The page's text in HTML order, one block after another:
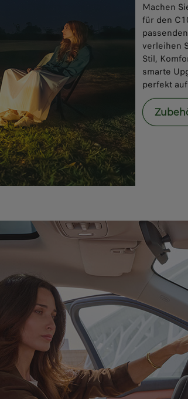
Machen
für den
verleihen
Stil,
smarte
perfekt